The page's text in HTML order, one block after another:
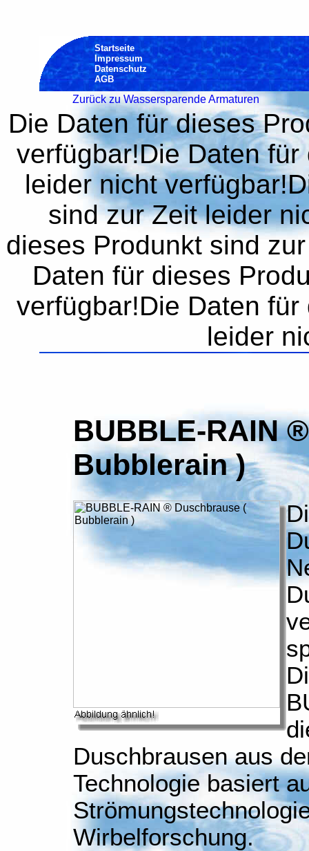
Startseite
Impressum
Datenschutz
AGB
Zurück zu Wassersparende Armaturen
Die Daten für dieses
verfügbar!Die Daten
leider nicht
sind zur Zeit leider
dieses Produnkt sind
Daten für dieses
verfügbar!Die Daten
leider
BUBBLE-RAIN
Bubblerain )
Duschbrausen aus
Technologie basiert
Wirbelforschung.